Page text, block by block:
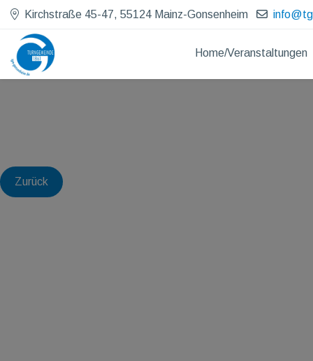
Kirchstraße 45-47, 55124 Mainz-Gonsenheim
Home/Veranstaltungen
Zurück